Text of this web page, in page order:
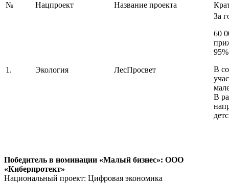
№ Нацпроект Название проекта
1. Экология ЛесПросвет
За
60
В
В
Победитель в номинации «Малый бизнес»: ООО
«Киберпротект»
Национальный проект: Цифровая экономика